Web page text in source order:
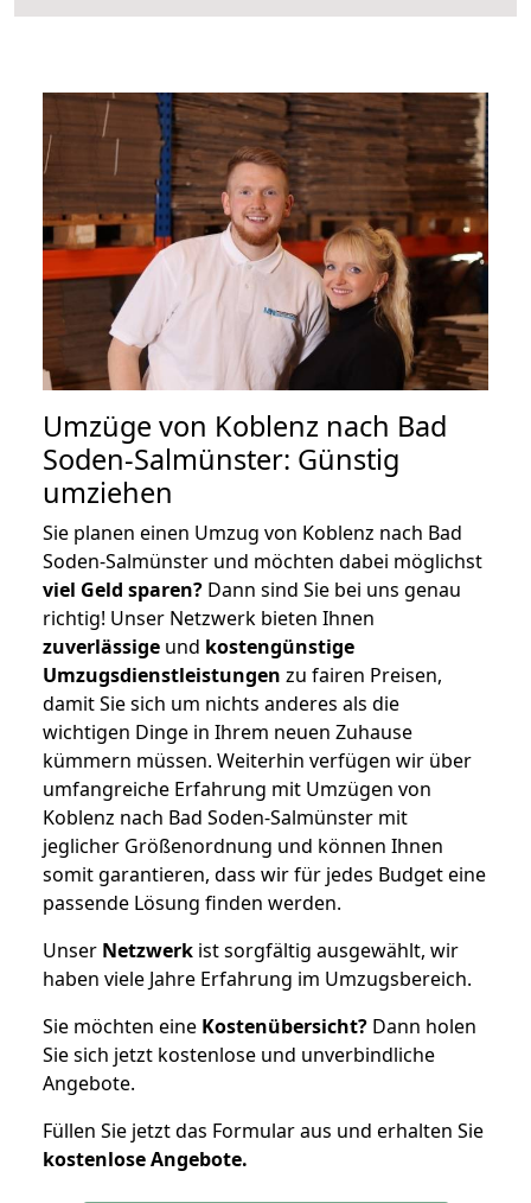
Umzüge von Koblenz nach Bad
Soden-Salmünster: Günstig
umziehen
Sie planen einen Umzug von Koblenz nach Bad
Soden-Salmünster und möchten dabei möglichst
viel Geld sparen? Dann sind Sie bei uns genau
richtig! Unser Netzwerk bieten Ihnen
zuverlässige und kostengünstige
Umzugsdienstleistungen zu fairen Preisen,
damit Sie sich um nichts anderes als die
wichtigen Dinge in Ihrem neuen Zuhause
kümmern müssen. Weiterhin verfügen wir über
umfangreiche Erfahrung mit Umzügen von
Koblenz nach Bad Soden-Salmünster mit
jeglicher Größenordnung und können Ihnen
somit garantieren, dass wir für jedes Budget eine
passende Lösung finden werden.
Unser Netzwerk ist sorgfältig ausgewählt, wir
haben viele Jahre Erfahrung im Umzugsbereich.
Sie möchten eine Kostenübersicht? Dann holen
Sie sich jetzt kostenlose und unverbindliche
Angebote.
Füllen Sie jetzt das Formular aus und erhalten Sie
kostenloseAngebote.